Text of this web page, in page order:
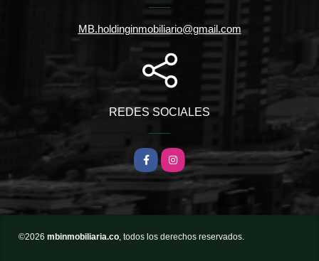
MB.holdinginmobiliario@gmail.com
REDES SOCIALES
FacebookInstagram
©2026 mbinmobiliaria.co , todos los derechos reservados.